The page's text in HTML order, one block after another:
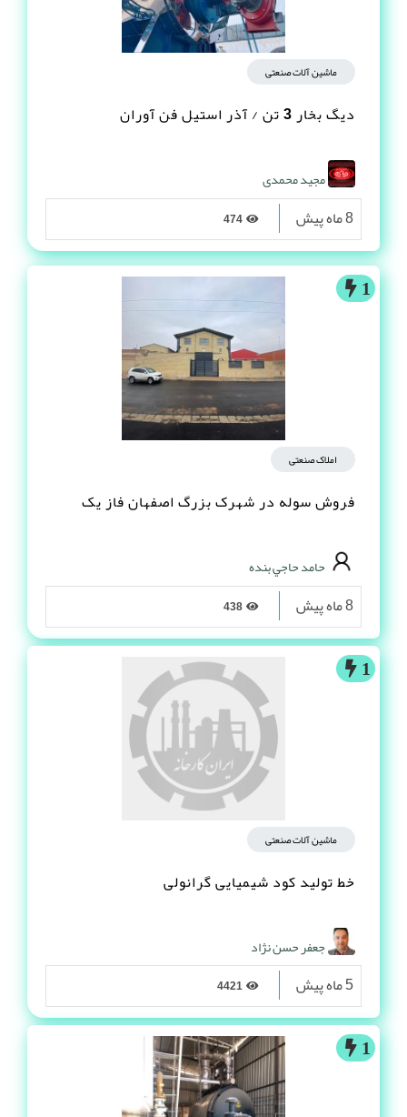
ماشین آلات صنعتی
دیگ بخار 3 تن / آذر استیل فن آوران
مجید محمدی
8 ماه پیش
1
املاک صنعتی
فروش سوله در شهرک بزرگ اصفهان فاز یک
حامد حاجي بنده
8 ماه پیش
1
ماشین آلات صنعتی
خط تولید کود شیمیایی گرانولی
جعفر حسن نژاد
5 ماه پیش
1